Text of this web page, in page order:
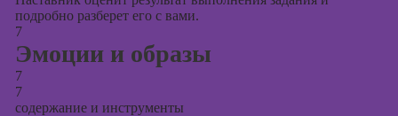
подробно разберет его с вами.
7
Эмоции и образы
7
7
содержание и инструменты